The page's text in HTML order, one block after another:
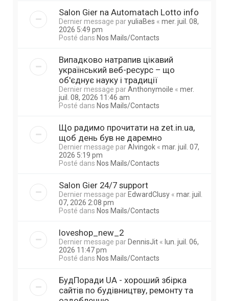
Salon Gier na Automatach Lotto info
Dernier message paryuliaBes « mer. juil. 08,
2026 5:49 pm
Posté dans Nos Mails/Contacts
Випадково натрапив цікавий
український веб-ресурс – що
об'єднує науку і традиції
Dernier message parAnthonymoile « mer.
juil. 08, 2026 11:46 am
Posté dans Nos Mails/Contacts
Що радимо прочитати на zet.in.ua,
щоб день був не даремно
Dernier message parAlvingok « mar. juil. 07,
2026 5:19 pm
Posté dans Nos Mails/Contacts
Salon Gier 24/7 support
Dernier message par EdwardClusy « mar. juil.
07, 2026 2:08 pm
Posté dans Nos Mails/Contacts
loveshop_new_2
Dernier message par DennisJit « lun. juil. 06,
2026 11:47 pm
Posté dans Nos Mails/Contacts
БудПоради UA - хороший збірка
сайтів по будівництву, ремонту та